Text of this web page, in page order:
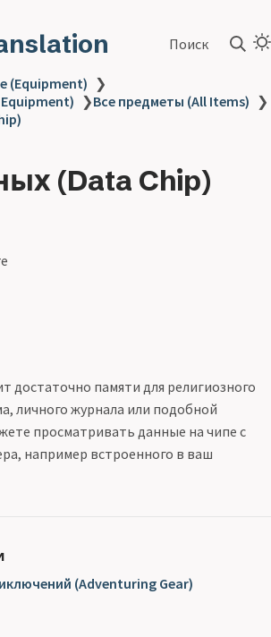
Поиск
(Equipment) ❯
❯Все предметы (All Items) ❯
(Data Chip)
достаточно памяти для религиозного
личного журнала или подобной
просматривать данные на чипе с
например встроенного в ваш
(Adventuring Gear)